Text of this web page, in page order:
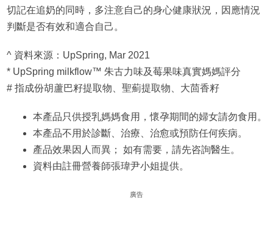
切記在追奶的同時，多注意自己的身心健康狀況，因應情況
判斷是否有效和適合自己。
^ 資料來源：UpSpring, Mar 2021
* UpSpring milkflow™ 朱古力味及莓果味真實媽媽評分
# 指成份胡蘆巴籽提取物、聖薊提取物、大茴香籽
本產品只供授乳媽媽食用，懷孕期間的婦女請勿食用。
本產品不用於診斷、治療、治愈或預防任何疾病。
產品效果因人而異； 如有需要，請先咨詢醫生。
資料由註冊營養師張瑋尹小姐提供。
廣告